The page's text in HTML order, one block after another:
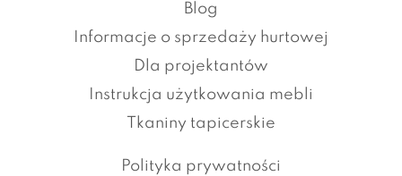
Blog
Informacje o sprzedaży hurtowej
Dla projektantów
Instrukcja użytkowania mebli
Tkaniny tapicerskie
Polityka prywatności